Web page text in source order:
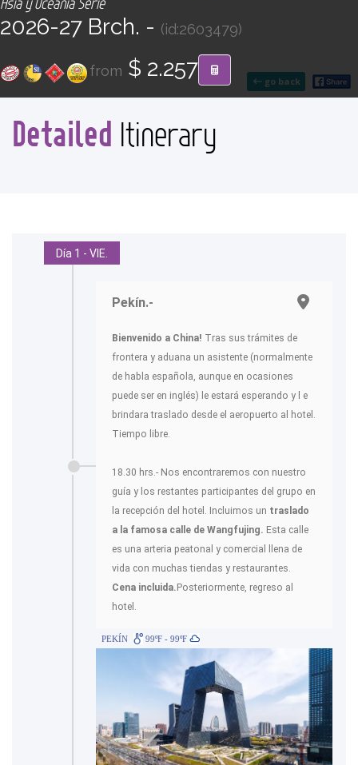
Find your Tour
go back
2026-27 Brch. - (id:2603479)
from $ 2.257
Detailed Itinerary
Día 1 - VIE.
Pekín.-
Bienvenido a China! Tras sus trámites de
frontera y aduana un asistente (normalmente
de habla española, aunque en ocasiones
puede ser en inglés) le estará esperando y l e
brindara traslado desde el aeropuerto al hotel.
Tiempo libre.
18.30 hrs.- Nos encontraremos con nuestro
guía y los restantes participantes del grupo en
la recepción del hotel. Incluimos un traslado
a la famosa calle de Wangfujing. Esta calle
es una arteria peatonal y comercial llena de
vida con muchas tiendas y restaurantes.
Cena incluida. Posteriormente, regreso al
hotel.
PEKÍN 99ºF - 99ºF